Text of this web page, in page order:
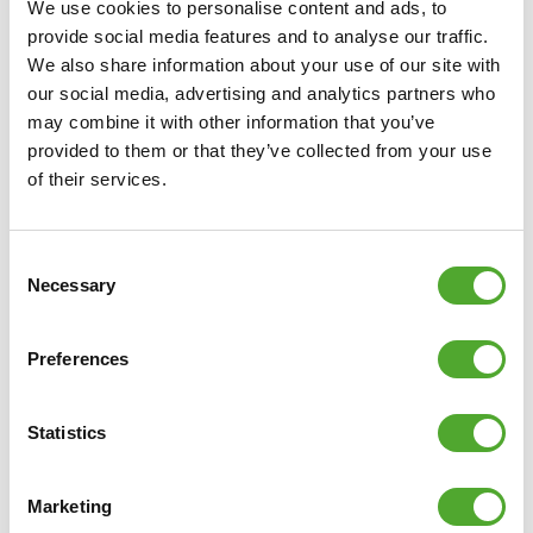
We use cookies to personalise content and ads, to
provide social media features and to analyse our traffic.
We also share information about your use of our site with
our social media, advertising and analytics partners who
may combine it with other information that you’ve
provided to them or that they’ve collected from your use
of their services.
Selection
Necessary
Preferences
Statistics
Marketing
App
Suchen Sie nach Hilfe, Inspiration oder Motivation für Ihr
Training? In
finden Sie Tausende von